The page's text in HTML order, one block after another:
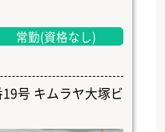
常勤(資格なし)
号 キムラヤ大塚ビ